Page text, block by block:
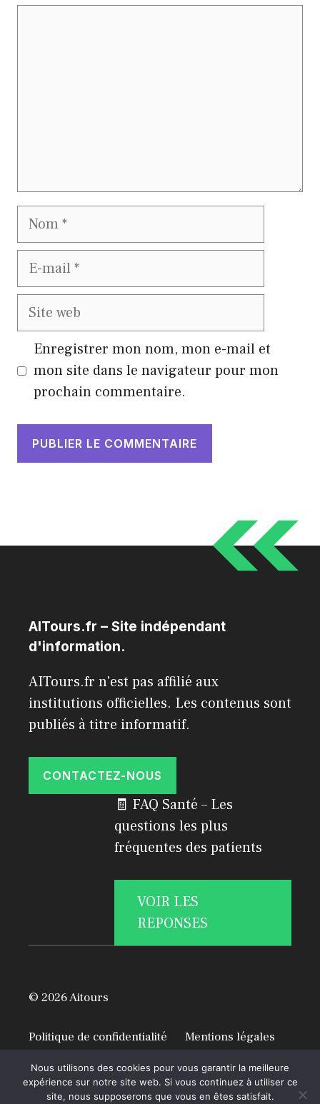
Nom
E-
Site
Enregistrer mon nom, mon e-mail et
mon site dans le navigateur pour mon
prochain commentaire.
AITours.fr – Site indépendant
d'information.
AITours.fr n'est pas affilié aux
institutions officielles. Les contenus sont
publiés à titre informatif.
CONTACTEZ-NOUS
🧾 FAQ Santé – Les
questions les plus
fréquentes des patients
VOIR LES
REPONSES
© 2026 Aitours
Politique de confidentialité
Mentions légales
Nous utilisons des cookies pour vous garantir la meilleure
expérience sur notre site web. Si vous continuez à utiliser ce
site, nous supposerons que vous en êtes satisfait.